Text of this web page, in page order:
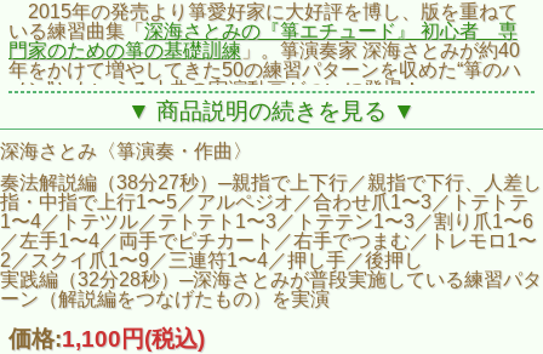
2015年の発売より箏愛好家に大好評を博し、版を重ねて
いる練習曲集「 深海さとみの『箏エチュード』 初心者 専
門家のための箏の基礎訓練 」。箏演奏家 深海さとみが約40
年をかけて増やしてきた50の練習パターンを収めた“箏のハ
ノン”ともいえる小曲の実演動画がついに登場！
全曲深海さとみによる演奏で、手元を中心に全身の映像も
収録。「奏法解説編」では、50の基礎練習法を、動画と字幕
で解説。「実践編」では、「奏法解説編」のパターンをつな
げて、深海が普段実施している練習パターンを披露。
楽譜「箏エチュード」にそって作成しているので、あわせ
てご覧ください。楽譜だけでなく、ラクに弾くための準備運
動や構え方、素早く調絃するためのアドバイス、エッセイな
ども書かれています。
※この商品はインターネットでの動画配信となります。
DVD・Blue-rayなどのディスクでのご提供はいたしません。
※視聴には、インターネットに接続できるパソコンやスマー
▼ 商品説明の続きを見る ▼
深海さとみ〈箏演奏・作曲〉
奏法解説編（38分27秒）─親指で上下行／親指で下行、人差し
指・中指で上行1〜5／アルペジオ／合わせ爪1〜3／トテトテ
1〜4／トテツル／テトテト1〜3／トテテン1〜3／割り爪1〜6
／左手1〜4／両手でピチカート／右手でつまむ／トレモロ1〜
2／スクイ爪1〜9／三連符1〜4／押し手／後押し
実践編（32分28秒）─深海さとみが普段実施している練習パタ
ーン（解説編をつなげたもの）を実演
価格:1,100円(税込)